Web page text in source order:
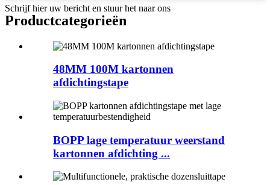
Schrijf hier uw bericht en stuur het naar ons
Productcategorieën
48MM 100M kartonnen
afdichtingstape
BOPP lage temperatuur weerstand
kartonnen afdichting ...